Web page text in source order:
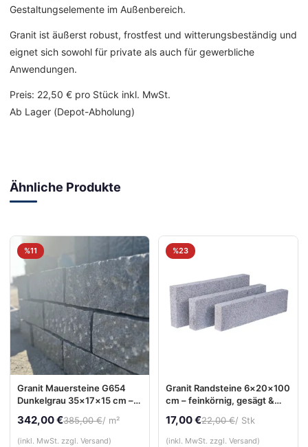
Gestaltungselemente im Außenbereich.
Granit ist äußerst robust, frostfest und witterungsbeständig und
eignet sich sowohl für private als auch für gewerbliche
Anwendungen.
Preis: 22,50 € pro Stück inkl. MwSt.
Ab Lager (Depot-Abholung)
Ähnliche Produkte
%11
Granit Mauersteine G654
Dunkelgrau 35×17×15 cm –
342,00 €385,00 €/ m²
(inkl. MwSt. zzgl. Versand)
%23
Granit Randsteine 6×20×100
cm – feinkörnig, gesägt &
17,00 €22,00 €/ Stk
(inkl. MwSt. zzgl. Versand)